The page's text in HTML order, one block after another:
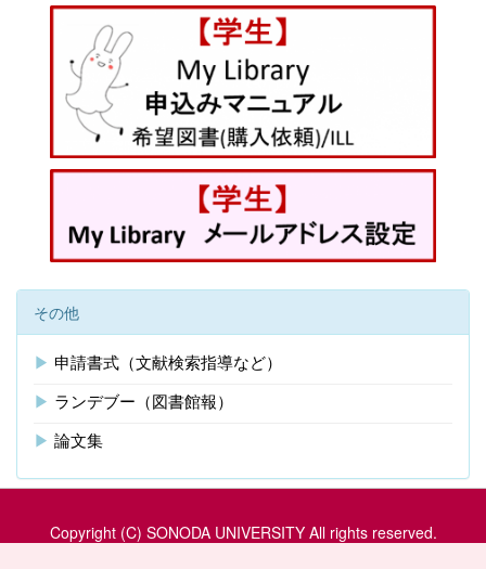
その他
▶ 申請書式（文献検索指導など）
▶ ランデブー（図書館報）
▶ 論文集
Copyright (C) SONODA UNIVERSITY All rights reserved.